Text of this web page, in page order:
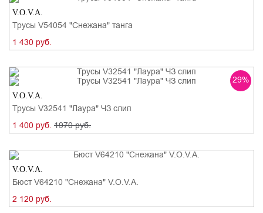
V.O.V.A.
Трусы V54054 "Снежана" танга
1 430 руб.
29%
V.O.V.A.
Трусы V32541 "Лаура" ЧЗ слип
1 400 руб. 1970 руб.
V.O.V.A.
Бюст V64210 "Снежана" V.O.V.A.
2 120 руб.